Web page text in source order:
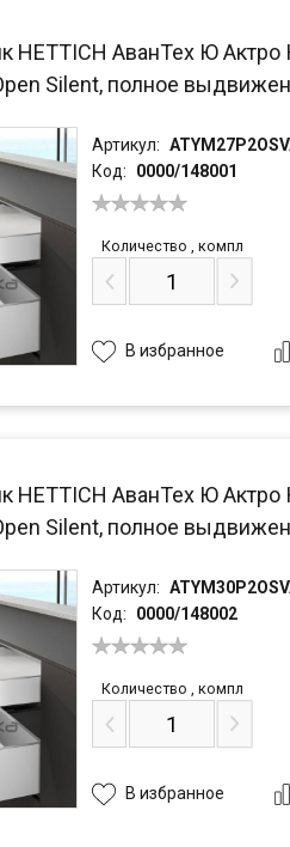
HETTICH АванТех Ю
Silent, полное
Артикул:
Код:
0000/148001
Количество компл
В избранное
HETTICH АванТех Ю
Silent, полное
Артикул:
Код:
0000/148002
Количество компл
В избранное